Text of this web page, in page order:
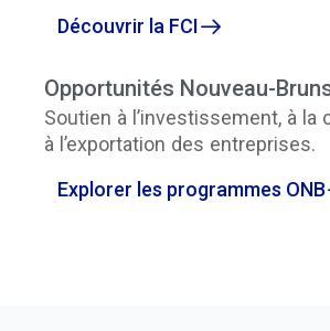
Découvrir la FCI
Opportunités Nouveau-
Soutien à l’investissement, à la
à l’exportation des entreprises.
Explorer les programmes ONB